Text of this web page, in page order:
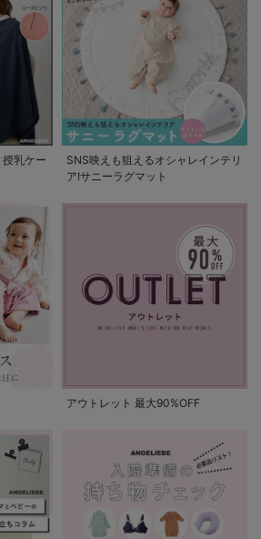
乳ケー
SNS映えも狙えるオシャレインテリ
ア!サニーラグマット
アウトレット 最大90%OFF